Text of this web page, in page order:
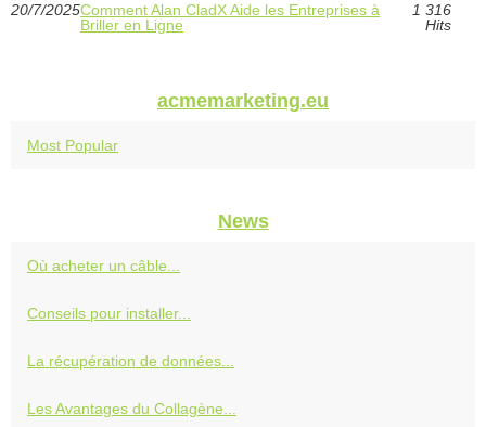
20/7/2025Comment Alan CladX Aide les Entreprises à
Briller en Ligne
1 316
Hits
acmemarketing.eu
Most Popular
News
Où acheter un câble...
Conseils pour installer...
La récupération de données...
Les Avantages du Collagène...